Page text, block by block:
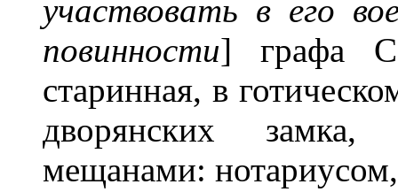
участвовать в его
повинности] графа
старинная, в
дворянских замка,
мещанами: нотариусом,